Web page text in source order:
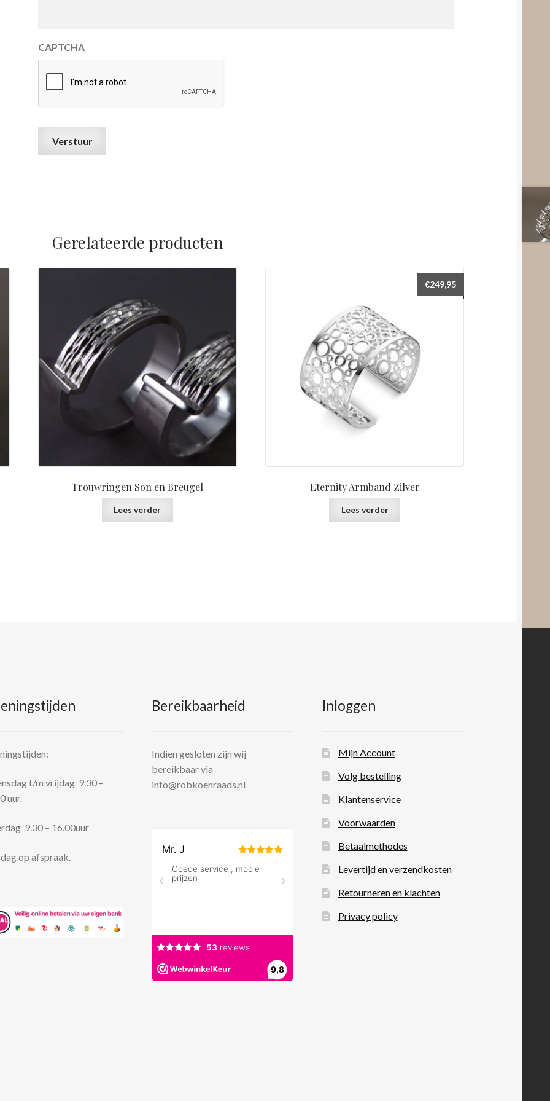
CAPTCHA
Gerelateerde producten
Trouwringen Son en Breugel
Lees verder
Eternity Armband Zilver
€249,95
Lees verder
t/m vrijdag 9.30 –
uur.
9.30 – 16.00uur
op afspraak.
Bereikbaarheid
Indien gesloten zijn wij
bereikbaar via
info@robkoenraads.nl
Inloggen
Mijn Account
Volg bestelling
Klantenservice
Voorwaarden
Betaalmethodes
Levertijd en verzendkosten
Retourneren en klachten
Privacy policy